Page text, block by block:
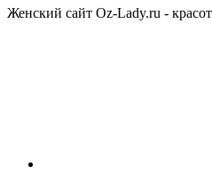
Женский сайт Oz-Lady.ru -